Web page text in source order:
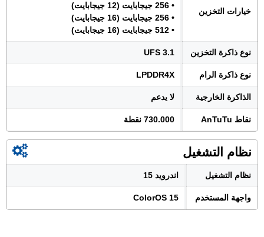
خيارات التخزين
• 256 جيجابايت (12 جيجابايت)
• 256 جيجابايت (16 جيجابايت)
• 512 جيجابايت (16 جيجابايت)
نوع ذاكرة التخزين UFS 3.1
نوع ذاكرة الرام LPDDR4X
الذاكرة الخارجية لا يدعم
نقاط AnTuTu 730.000 نقطة
نظام التشغيل
نظام التشغيل اندرويد 15
واجهة المستخدم ColorOS 15